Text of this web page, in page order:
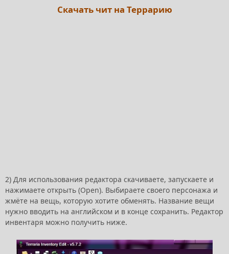
Скачать чит на Террарию
2) Для использования редактора скачиваете, запускаете и
нажимаете открыть (Open). Выбираете своего персонажа и
жмёте на вещь, которую хотите обменять. Название вещи
нужно вводить на английском и в конце сохранить. Редактор
инвентаря можно получить ниже.